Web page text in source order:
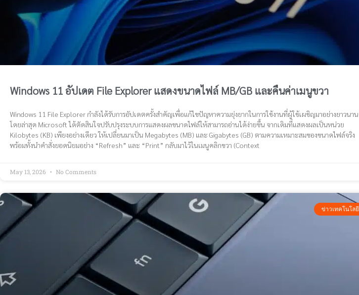
Windows 11 อัปเดต File Explorer แสดงขนาดไฟล์ MB/GB และคืนค่าเมนูขวา
Windows 11 File Explorer กำลังได้รับการอัปเดตครั้งสำคัญเพื่อแก้ไขปัญหาความยุ่งยากในการใช้งานที่ผู้ใช้เผชิญมาอย่างยาวนาน
โดยล่าสุด Microsoft ได้ตัดสินใจปรับปรุงระบบการแสดงผลขนาดไฟล์ให้สามารถอ่านได้ง่ายขึ้น จากเดิมที่แสดงผลเป็นหน่วย
Kilobytes (KB) เพียงอย่างเดียว ให้เปลี่ยนมาเป็น Megabytes (MB) และ Gigabytes (GB) ตามความเหมาะสมของขนาดไฟล์จริง
พร้อมทั้งนำคำสั่งยอดนิยมอย่าง “Refresh” และ “Print” กลับมาไว้ในเมนูคลิกขวา (Context
May 13, 2026 No Comments
ข่าวเทคโนโลยี